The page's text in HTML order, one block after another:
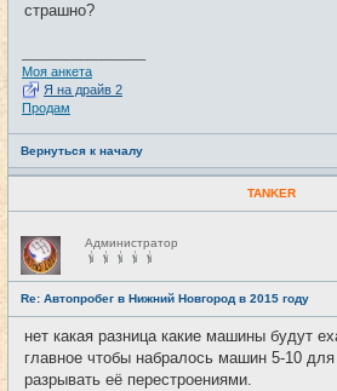
страшно?
Моя анкета
Я на драйв 2
Продам
Вернуться к началу
TANKER
Н
е
в
с
е
т
и
Администратор
Re: Автопробег в Нижний Новгород в 2015 году
нет какая разница какие машины будут
главное чтобы набралось машин 5-10
разрывать её перестроениями.